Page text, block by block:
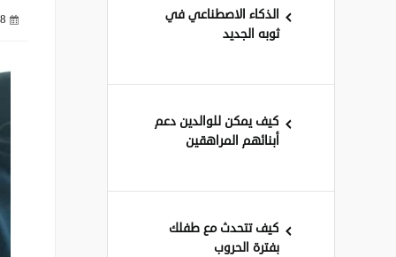
8 سنوات ago
الذكاء الاصطناعي في
ثوبه الجديد
كيف يمكن للوالدين دعم
أبنائهم المراهقين
كيف تتحدث مع طفلك
بفترة الحروب